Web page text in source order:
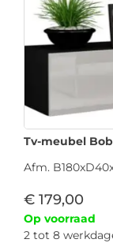
Tv-meubel
Afm.
€ 179,00
Op voorraad
2 tot 8